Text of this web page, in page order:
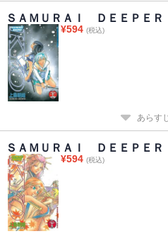
ＳＡＭＵＲＡＩ ＤＥＥＰＥＲ
¥594 (税込)
あらす
ＳＡＭＵＲＡＩ ＤＥＥＰＥＲ
¥594 (税込)